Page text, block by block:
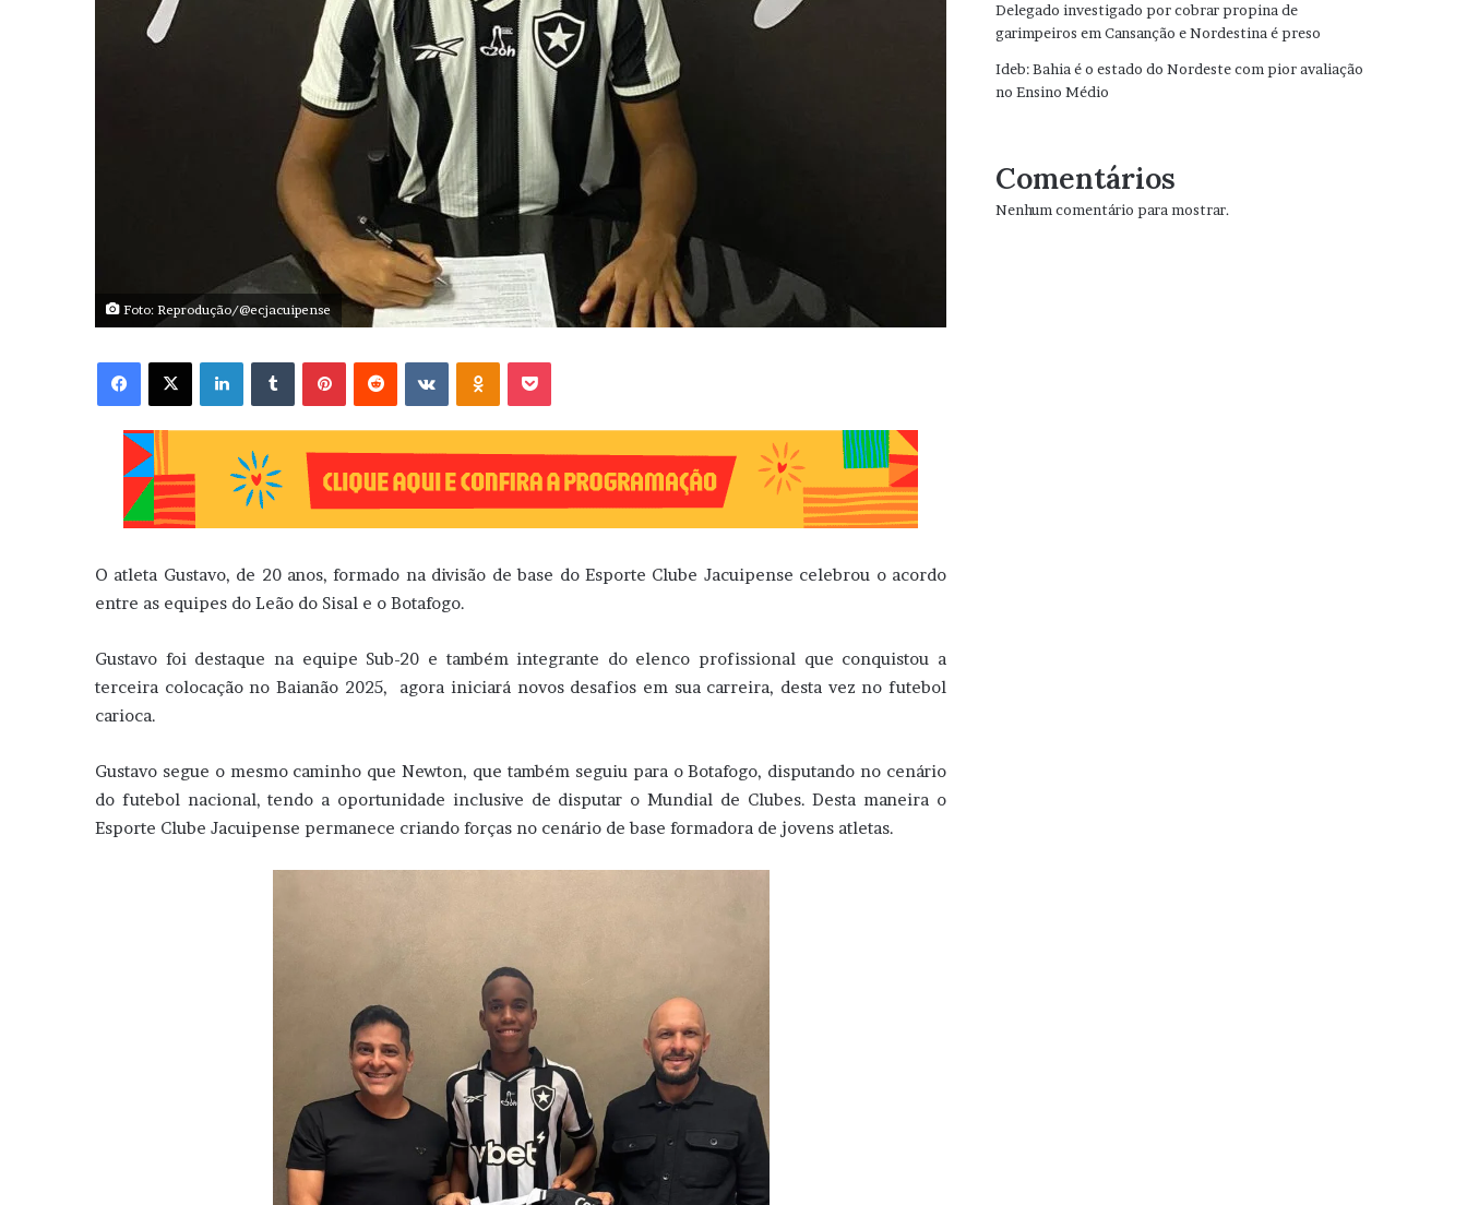
Foto: Reprodução/@ecjacuipense
Facebook X Linkedin VK OK
O atleta Gustavo, de 20 anos, formado na divisão de base do Esporte Clube Jacuipense celebrou o acordo
entre as equipes do Leão do Sisal e o Botafogo.
Gustavo foi destaque na equipe Sub-20 e também integrante do elenco profissional que conquistou a
terceira colocação no Baianão 2025, agora iniciará novos desafios em sua carreira, desta vez no futebol
carioca.
Gustavo segue o mesmo caminho que Newton, que também seguiu para o Botafogo, disputando no cenário
do futebol nacional, tendo a oportunidade inclusive de disputar o Mundial de Clubes. Desta maneira o
Esporte Clube Jacuipense permanece criando forças no cenário de base formadora de jovens atletas.
Delegado investigado por cobrar propina de
garimpeiros em Cansanção e Nordestina é preso
Ideb: Bahia é o estado do Nordeste com pior avaliação
no Ensino Médio
Comentários
Nenhum comentário para mostrar.